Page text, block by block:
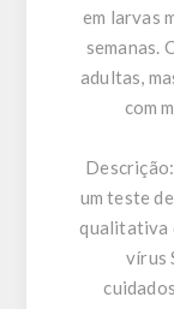
em larvas
semanas.
adultas,
com
Descrição:
um teste
qualitativa
vírus